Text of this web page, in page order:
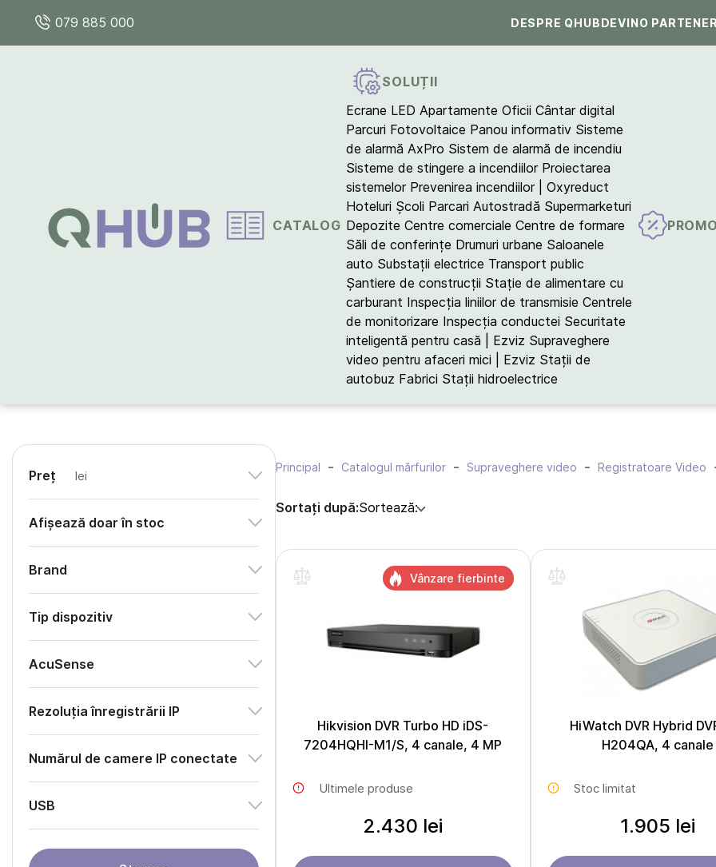
079 885 000 DESPRE QHUBDEVINO
CATALOG
SOLUȚII
Ecrane LED Apartamente Oficii Cântar digital
Parcuri Fotovoltaice Panou informativ Sisteme
de alarmă AxPro Sistem de alarmă de incendiu
Sisteme de stingere a incendiilor Proiectarea
sistemelor Prevenirea incendiilor | Oxyreduct
Hoteluri Școli Parcari Autostradă Supermarketuri
Depozite Centre comerciale Centre de formare
Săli de conferințe Drumuri urbane Saloanele
auto Substații electrice Transport public
Șantiere de construcții Stație de alimentare cu
carburant Inspecția liniilor de transmisie Centrele
de monitorizare Inspecția conductei Securitate
inteligentă pentru casă | Ezviz Supraveghere
video pentru afaceri mici | Ezviz Stații de
autobuz Fabrici Stații hidroelectrice
Preț lei
Afișează doar în stoc
Brand
Tip dispozitiv
AcuSense
Rezoluția înregistrării IP
Numărul de camere IP conectate
USB
Principal Catalogul mărfurilor Supraveghere video Registratoare Video
Sortați după:Sortează:
Hikvision DVR Turbo HD iDS-
7204HQHI-M1/S, 4 canale, 4 MP
Ultimele produse
2.430 lei
Vânzare fierbinte
HiWatch DVR Hybrid
H204QA, 4 canale
Stoc limitat
1.905 lei